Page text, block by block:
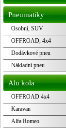
pneu
Pneumatiky
Osobní, SUV
OFFROAD, 4x4
Dodávkové pneu
Nákladní pneu
Alu kola
OFFROAD 4x4
Karavan
Alfa Romeo